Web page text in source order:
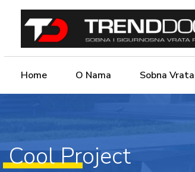
Home O Nama Sobna Vrata
Cool Project